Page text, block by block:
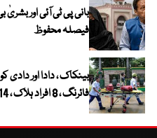
بانی پی ٹی آئی اور
فیصلہ محفوظ
بینکاک ، دادا اور
فائرنگ ، 8 افراد ہلاک ، 14 زخمی